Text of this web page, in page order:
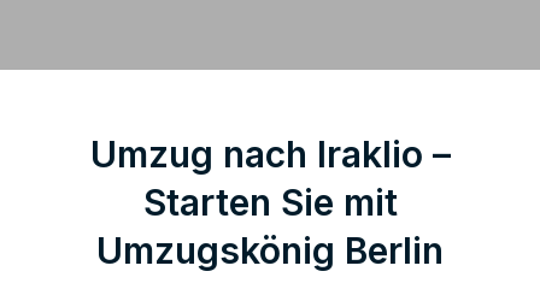
Umzug nach Iraklio –
Starten Sie mit
Umzugskönig Berlin